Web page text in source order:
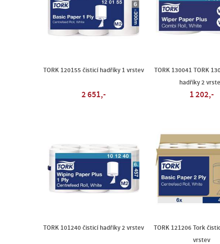
TORK 120155 čisticí hadříky 1 vrstev
2 651,-
TORK 130041 TORK
hadříky 2
1 202,-
TORK 101240 čisticí hadříky 2 vrstev
TORK 121206 Tork
vrstev